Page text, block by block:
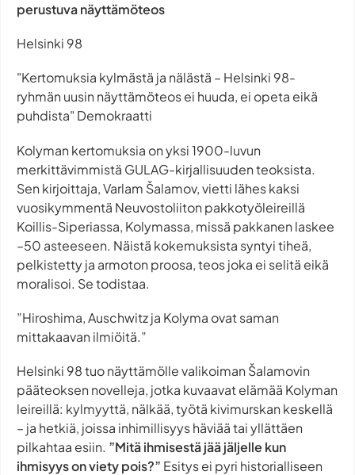
perustuva näyttämöteos
Helsinki 98
"Kertomuksia kylmästä ja nälästä – Helsinki 98-
ryhmän uusin näyttämöteos ei huuda, ei opeta eikä
puhdista" Demokraatti
Kolyman kertomuksia on yksi 1900-luvun
merkittävimmistä GULAG-kirjallisuuden teoksista.
Sen kirjoittaja, Varlam Šalamov, vietti lähes kaksi
vuosikymmentä Neuvostoliiton pakkotyöleireillä
Koillis-Siperiassa, Kolymassa, missä pakkanen laskee
–50 asteeseen. Näistä kokemuksista syntyi tiheä,
pelkistetty ja armoton proosa, teos joka ei selitä eikä
moralisoi. Se todistaa.
”Hiroshima, Auschwitz ja Kolyma ovat saman
mittakaavan ilmiöitä.”
Helsinki 98 tuo näyttämölle valikoiman Šalamovin
pääteoksen novelleja, jotka kuvaavat elämää Kolyman
leireillä: kylmyyttä, nälkää, työtä kivimurskan keskellä
– ja hetkiä, joissa inhimillisyys häviää tai yllättäen
pilkahtaa esiin. ”Mitä ihmisestä jää jäljelle kun
ihmisyys on viety pois?” Esitys ei pyri historialliseen